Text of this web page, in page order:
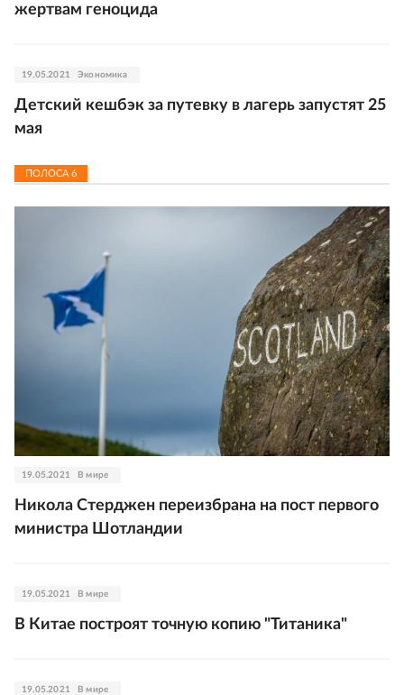
жертвам геноцида
19.05.2021 Экономика
Детский кешбэк за путевку в лагерь запустят 25
мая
ПОЛОСА 6
19.05.2021 В мире
Никола Стерджен переизбрана на пост первого
министра Шотландии
19.05.2021 В мире
В Китае построят точную копию "Титаника"
19.05.2021 В мире